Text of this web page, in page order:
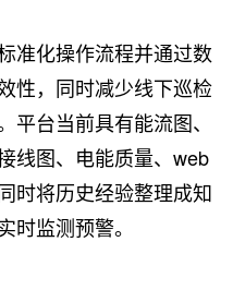
准化操作流程并通过数
性，同时减少线下巡检
台当前具有能流图、
线图、电能质量、web
时将历史经验整理成知
时监测预警。